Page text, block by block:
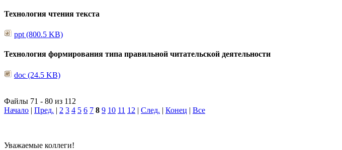
Технология чтения текста
ppt (800.5 KB)
Технология формирования типа правильной читательской деятельности
doc (24.5 KB)
Файлы 71 - 80 из 112
Начало | Пред. | 2 3 4 5 6 7 8 9 10 11 12 | След. | Конец | Все
Уважаемые коллеги!